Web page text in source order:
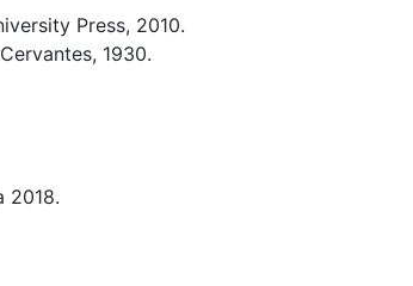
Press, 2010.
1930.
2018.